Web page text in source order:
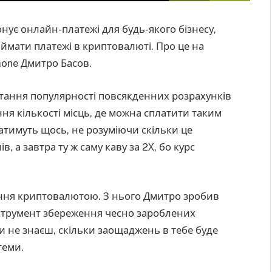
онлайн-платежі для будь-якого бізнесу,
платежі в криптовалюті. Про це на
Дмитро Басов.
популярності повсякденних розрахунків
кількості місць, де можна сплатити таким
щось, не розуміючи скільки це
а завтра ту ж саму каву за 2Х, бо курс
криптовалютою. З нього Дмитро зробив
збереження чесно зароблених
не знаєш, скільки заощаджень в тебе буде